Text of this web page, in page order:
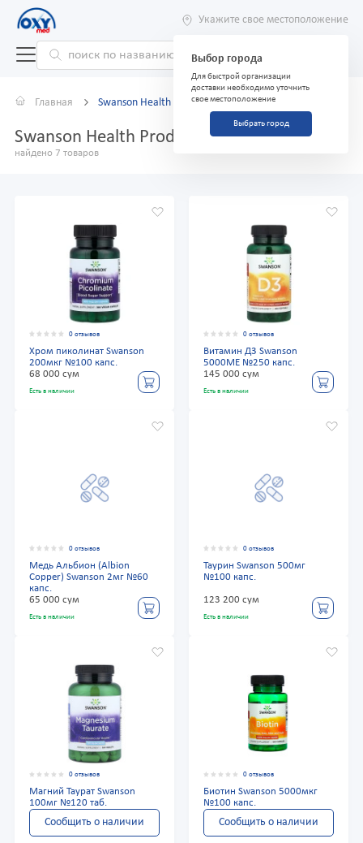
Укажите свое местоположение
Выбор города
Для быстрой организации
доставки необходимо уточнить
свое местоположение
Выбрать город
Главная Swanson Health Products
Swanson Health Products
найдено 7 товаров
0 отзывов
Хром пиколинат Swanson
200мкг №100 капс.
68 000 сум
Есть в наличии
0 отзывов
Витамин Д3 Swanson
5000МЕ №250 капс.
145 000 сум
Есть в наличии
0 отзывов
Медь Альбион (Albion
Copper) Swanson 2мг №60
капс.
65 000 сум
Есть в наличии
0 отзывов
Таурин Swanson 500мг
№100 капс.
123 200 сум
Есть в наличии
0 отзывов
Магний Таурат Swanson
100мг №120 таб.
Сообщить о наличии
0 отзывов
Биотин Swanson 5000мкг
№100 капс.
Сообщить о наличии